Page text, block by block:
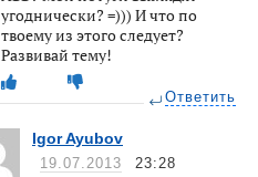
угоднически? =))) И что по
твоему из этого следует?
Развивай тему!
Ответить
Igor Ayubov
19.07.2013 23:28